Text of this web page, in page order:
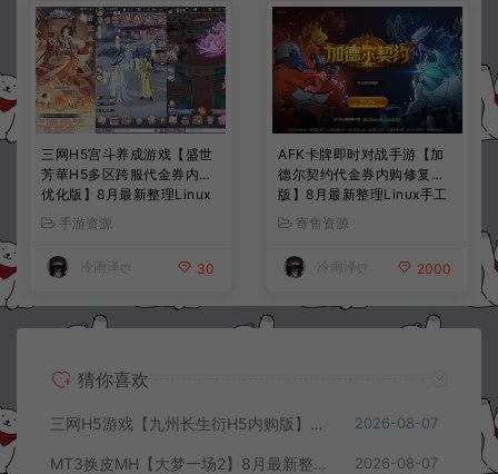
三网H5宫斗养成游戏【盛世
芳華H5多区跨服代金券内购
优化版】8月最新整理Linux
手工服务端+CDK授权后台
+全资源安卓+详细搭建教程
+视频教程
手游资源
冷雨泽ღ 30
AFK卡牌即时对战手游【加
德尔契约代金券内购修复
版】8月最新整理Linux手工
服务端+前后端全套源码+CD
K授权后台+安卓苹果双端
+详细搭建教程+视频教程
寄售资源
冷雨泽ღ 2000
猜你喜欢
三网H5游戏【九州长生衍H5内购版】8月最新整理Linux手工服务端+管理后台+GM授权后台+简易安卓客户端+详细搭建教程+视频教程 2026-08-07
MT3换皮MH【大梦一场2】8月最新整理Linux手工服务端+源码+管理后台+安卓苹果双端+详细搭建教程+视频教程 2026-08-07